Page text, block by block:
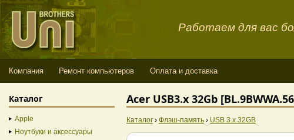
Работаем для вас
Компания Ремонт компьютеров Оплата и доставка
Acer USB3.x 32Gb
Каталог › Флэш-память › USB 3.x 32GB
Каталог
Apple
Ноутбуки и аксессуары